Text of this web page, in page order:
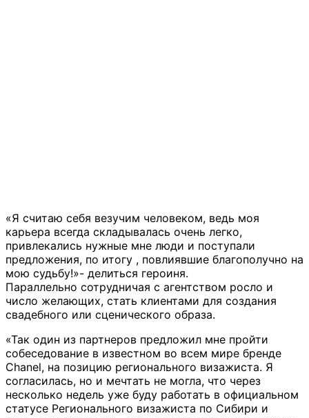
«Я считаю себя везучим человеком, ведь моя
карьера всегда складывалась очень легко,
привлекались нужные мне люди и поступали
предложения, по итогу , повлиявшие благополучно на
мою судьбу!»- делиться героиня.
Параллельно сотрудничая с агентством росло и
число желающих, стать клиентами для создания
свадебного или сценического образа.
«Так один из партнеров предложил мне пройти
собеседование в известном во всем мире бренде
Chanel, на позицию регионального визажиста. Я
согласилась, но и мечтать не могла, что через
несколько недель уже буду работать в официальном
статусе Регионального визажиста по Сибири и